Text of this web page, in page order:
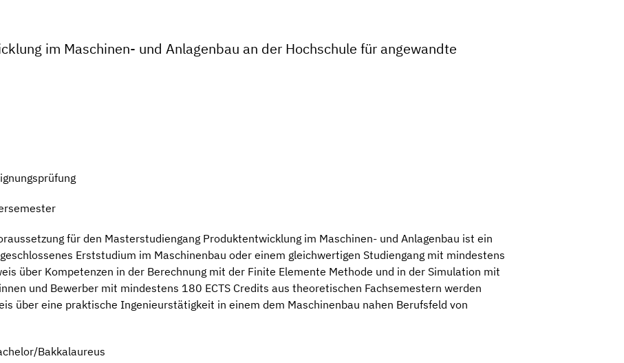
im Maschinen- und Anlagenbau an der Hochschule für angewandte
für den Masterstudiengang Produktentwicklung im Maschinen- und Anlagenbau ist ein
Erststudium im Maschinenbau oder einem gleichwertigen Studiengang mit mindestens
über Kompetenzen in der Berechnung mit der Finite Elemente Methode und in der Simulation mit
und Bewerber mit mindestens 180 ECTS Credits aus theoretischen Fachsemestern werden
über eine praktische Ingenieurstätigkeit in einem dem Maschinenbau nahen Berufsfeld von
Bakkalaureus